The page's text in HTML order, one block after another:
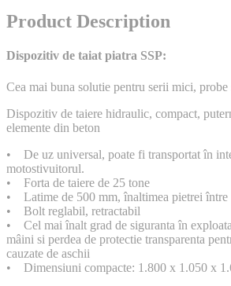
Product Description
Dispozitiv de taiat piatra SSP:
Cea mai buna solutie pentru serii mici,
Dispozitiv de taiere hidraulic, compact,
elemente din beton
• De uz universal, poate fi transportat în
motostivuitorul.
• Forta de taiere de 25 tone
• Latime de 500 mm, înaltimea pietrei între
• Bolt reglabil, retractabil
• Cel mai înalt grad de siguranta în
mâini si perdea de protectie transparenta
cauzate de aschii
• Dimensiuni compacte: 1.800 x 1.050 x